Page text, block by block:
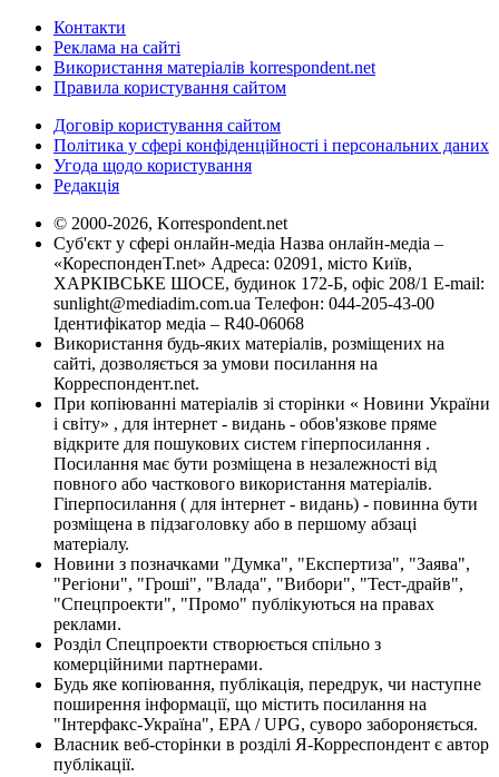
Контакти
Реклама на сайті
Використання матеріалів korrespondent.net
Правила користування сайтом
Договір користування сайтом
Політика у сфері конфіденційності і персональних даних
Угода щодо користування
Редакція
© 2000-2026, Korrespondent.net
Суб'єкт у сфері онлайн-медіа Назва онлайн-медіа –
«КореспонденТ.net» Адреса: 02091, місто Київ,
ХАРКІВСЬКЕ ШОСЕ, будинок 172-Б, офіс 208/1 E-mail:
sunlight@mediadim.com.ua Телефон: 044-205-43-00
Ідентифікатор медіа – R40-06068
Використання будь-яких матеріалів, розміщених на
сайті, дозволяється за умови посилання на
Корреспондент.net.
При копіюванні матеріалів зі сторінки « Новини України
і світу» , для інтернет - видань - обов'язкове пряме
відкрите для пошукових систем гіперпосилання .
Посилання має бути розміщена в незалежності від
повного або часткового використання матеріалів.
Гіперпосилання ( для інтернет - видань) - повинна бути
розміщена в підзаголовку або в першому абзаці
матеріалу.
Новини з позначками "Думка", "Експертиза", "Заява",
"Регіони", "Гроші", "Влада", "Вибори", "Тест-драйв",
"Спецпроекти", "Промо" публікуються на правах
реклами.
Розділ Спецпроекти створюється спільно з
комерційними партнерами.
Будь яке копіювання, публікація, передрук, чи наступне
поширення інформації, що містить посилання на
"Інтерфакс-Україна", EPA / UPG, суворо забороняється.
Власник веб-сторінки в розділі Я-Корреспондент є автор
публікації.